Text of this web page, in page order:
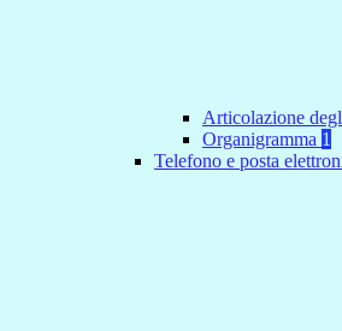
Articolazione
Organigramma 1
Telefono e posta